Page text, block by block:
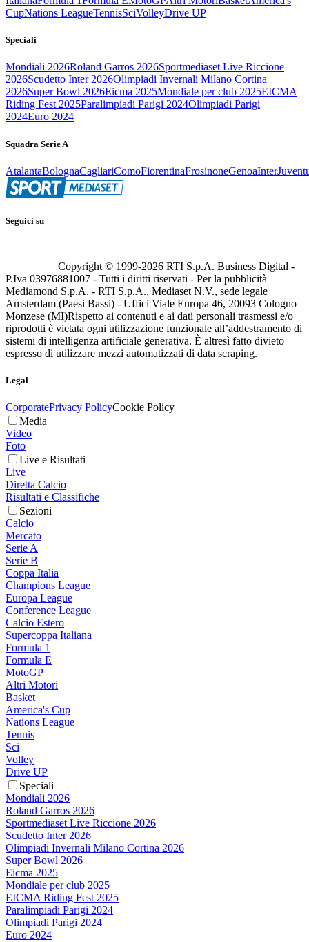
CupNations LeagueTennisSciVolleyDrive UP
Speciali
Mondiali 2026Roland Garros 2026Sportmediaset Live Riccione
2026Scudetto Inter 2026Olimpiadi Invernali Milano Cortina
2026Super Bowl 2026Eicma 2025Mondiale per club 2025EICMA
Riding Fest 2025Paralimpiadi Parigi 2024Olimpiadi Parigi
2024Euro 2024
Squadra Serie A
AtalantaBolognaCagliariComoFiorentinaFrosinoneGenoaInter
Seguici su
Copyright © 1999-2026 RTI S.p.A. Business Digital -
P.Iva 03976881007 - Tutti i diritti riservati - Per la pubblicità
Mediamond S.p.A. - RTI S.p.A., Mediaset N.V., sede legale
Amsterdam (Paesi Bassi) - Uffici Viale Europa 46, 20093 Cologno
Monzese (MI)Rispetto ai contenuti e ai dati personali trasmessi e/o
riprodotti è vietata ogni utilizzazione funzionale all’addestramento di
sistemi di intelligenza artificiale generativa. È altresì fatto divieto
espresso di utilizzare mezzi automatizzati di data scraping.
Legal
CorporatePrivacy PolicyCookie Policy
Media
Video
Foto
Live e Risultati
Live
Diretta Calcio
Risultati e Classifiche
Sezioni
Calcio
Mercato
Serie A
Serie B
Coppa Italia
Champions League
Europa League
Conference League
Calcio Estero
Supercoppa Italiana
Formula 1
Formula E
MotoGP
Altri Motori
Basket
America's Cup
Nations League
Tennis
Sci
Volley
Drive UP
Speciali
Mondiali 2026
Roland Garros 2026
Sportmediaset Live Riccione 2026
Scudetto Inter 2026
Olimpiadi Invernali Milano Cortina 2026
Super Bowl 2026
Eicma 2025
Mondiale per club 2025
EICMA Riding Fest 2025
Paralimpiadi Parigi 2024
Olimpiadi Parigi 2024
Euro 2024